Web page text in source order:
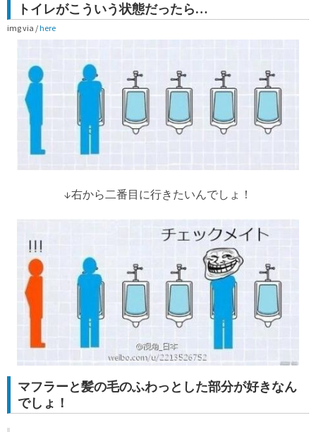
トイレがこういう状態だったら…
img via / here
↓右から二番目に行きたいんでしょ！
マフラーと髪の毛のふわっとした部分が好きなん
でしょ！